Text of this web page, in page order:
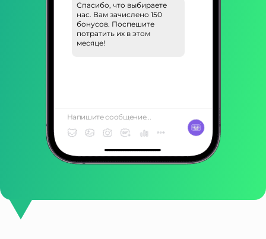
Спасибо, что выбираете
нас. Вам зачислено 150
бонусов. Поспешите
потратить их в этом
месяце!
Напишите сообщение...